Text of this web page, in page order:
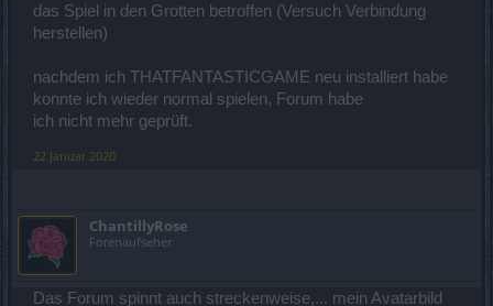
das Spiel in den Grotten betroffen (Versuch Verbindung
herstellen)
nachdem ich THATFANTASTICGAME neu installiert habe
konnte ich wieder normal spielen, Forum habe
ich nicht mehr geprüft.
22 Januar 2020
ChantillyRose
Forenaufseher
Das Forum spinnt auch streckenweise,... mein Avatarbild